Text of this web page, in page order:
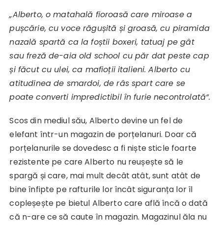
„Alberto, o matahală fioroasă care miroase a
pușcărie, cu voce răgușită și groasă, cu piramida
nazală spartă ca la foștii boxeri, tatuaj pe gât
sau freză de-aia old school cu păr dat peste cap
și făcut cu ulei, ca mafioții italieni. Alberto cu
atitudinea de smardoi, de râs spart care se
poate converti impredictibil în furie necontrolată“.
Scos din mediul său, Alberto devine un fel de
elefant într-un magazin de porțelanuri. Doar că
porțelanurile se dovedesc a fi niște sticle foarte
rezistente pe care Alberto nu reușește să le
spargă și care, mai mult decât atât, sunt atât de
bine înfipte pe rafturile lor încât siguranța lor îl
copleșește pe bietul Alberto care află încă o dată
că n-are ce să caute în magazin. Magazinul ăla nu